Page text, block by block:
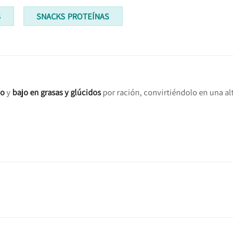
SNACKS PROTEÍNAS
y bajo en grasas y glúcidos por ración, convirtiéndolo en una